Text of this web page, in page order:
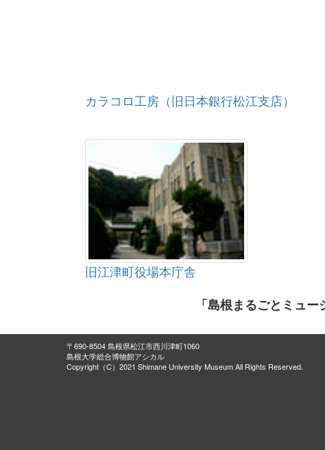
カラコロ工房（旧日本銀行松江支店）
旧江津町役場本庁舎
「島根まるごとミュ
〒690-8504 島根県松江市西川津町1060
島根大学総合博物館アシカル
Copyright（C）2021 Shimane University Museum All Rights Reserved.